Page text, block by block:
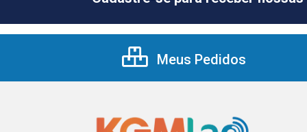
Meus Pedidos